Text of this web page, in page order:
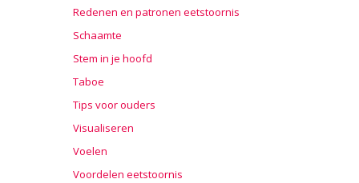
Redenen en patronen eetstoornis
Schaamte
Stem in je hoofd
Taboe
Tips voor ouders
Visualiseren
Voelen
Voordelen eetstoornis